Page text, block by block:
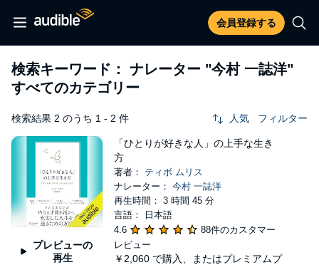
会員登録する
検索キーワード： ナレーター "今村 一誌洋"
すべてのカテゴリー
検索結果 2 のうち 1 - 2 件 人気 フィルター
プレビューの
再生
「ひとりが好きな人」の上手な生き
方
著者： ティボ ムリス
ナレーター： 今村 一誌洋
再生時間： 3 時間 45 分
言語： 日本語
4.6
88件のカスタマー
レビュー
￥2,060 で購入、またはプレミアムプ